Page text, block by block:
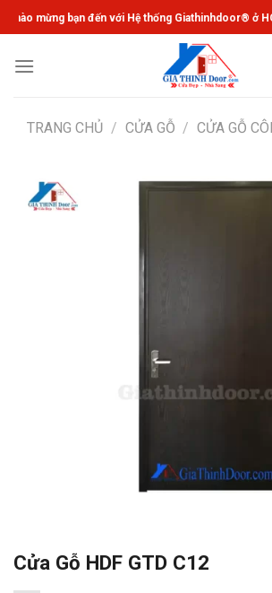
Chuyển
đến
dung
mừng bạn đến với Hệ thống Giathinhdoor® ở HCM:
TRANG CHỦ / CỬA GỖ / CỬA GỖ
Cửa Gỗ HDF GTD C12